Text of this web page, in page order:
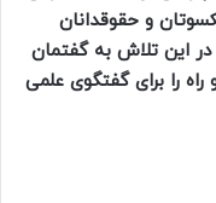
و حقوقدانان
این تلاش به گفتمان
را برای گفتگوی علمی